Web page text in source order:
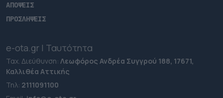
ΑΠΟΨΕΙΣ
ΠΡΟΣΛΗΨΕΙΣ
e-ota.gr | Ταυτότητα
Ταχ. Διεύθυνση: Λεωφόρος Ανδρέα Συγγρού 188, 17671,
Καλλιθέα Αττικής
Τηλ: 2111091100